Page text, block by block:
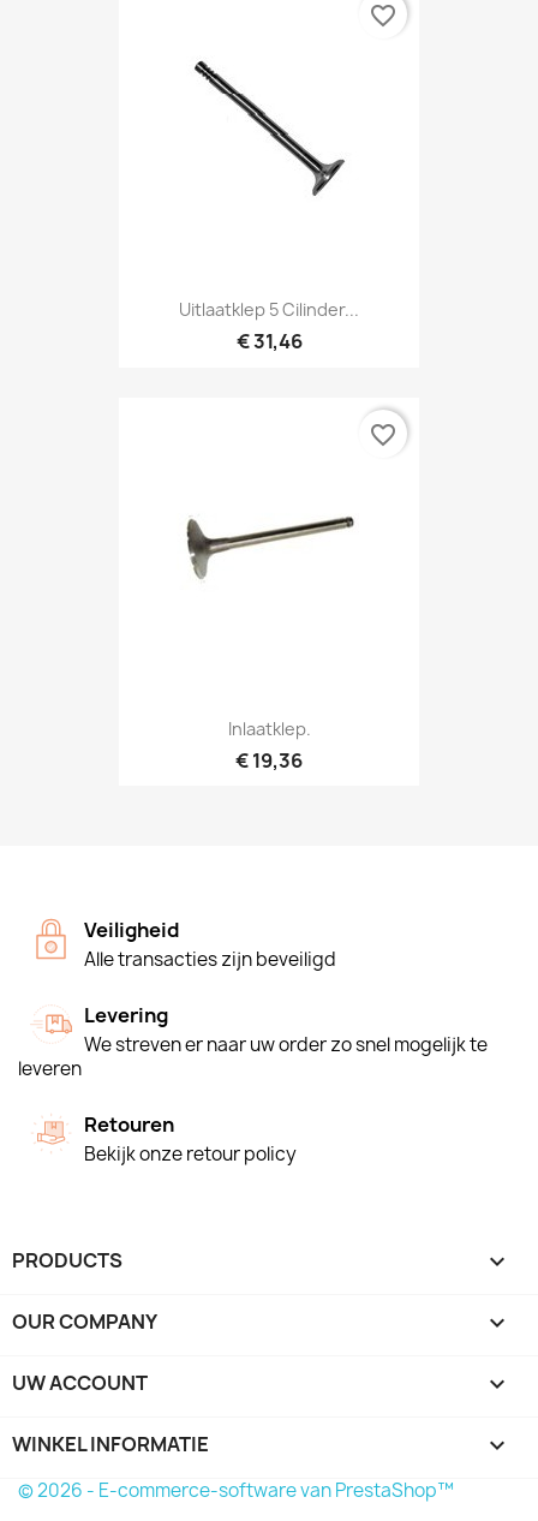
Uitlaatklep 5 Cilinder...
€ 31,46
favorite_border
Inlaatklep.
€ 19,36
favorite_border
Veiligheid
Alle transacties zijn beveiligd
Levering
We streven er naar uw order zo snel mogelijk te
leveren
Retouren
Bekijk onze retour policy
PRODUCTS 
OUR COMPANY 
UW ACCOUNT 
WINKEL INFORMATIE keyboard_arrow_down
© 2026 - E-commerce-software van PrestaShop™